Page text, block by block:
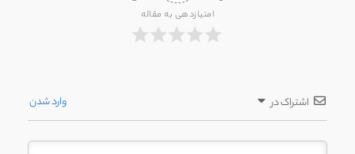
امتیازدهی به مقاله
اشتراک در وارد شدن